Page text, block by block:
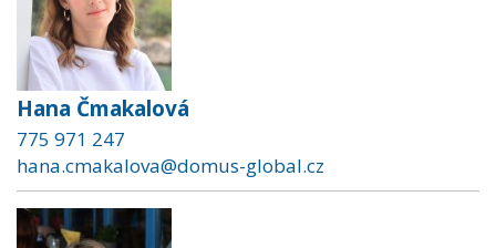
Hana Čmakalová
775 971 247
hana.cmakalova@domus-global.cz